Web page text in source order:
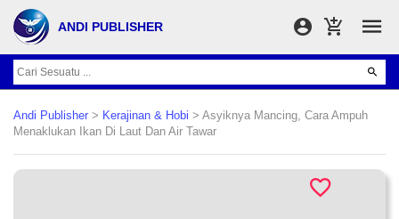
ANDI PUBLISHER
Andi Publisher > Kerajinan & Hobi > Asyiknya Mancing, Cara Ampuh
Menaklukan Ikan Di Laut Dan Air Tawar